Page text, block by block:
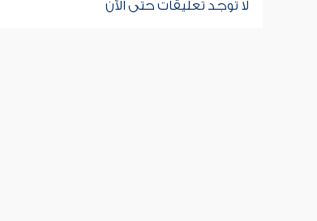
لا توجد تعليقات حتى الآن